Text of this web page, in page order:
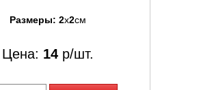
Размеры: 2x2см
Цена: 14 р/шт.